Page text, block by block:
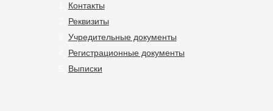
Контакты
Реквизиты
Учредительные документы
Регистрационные документы
Выписки